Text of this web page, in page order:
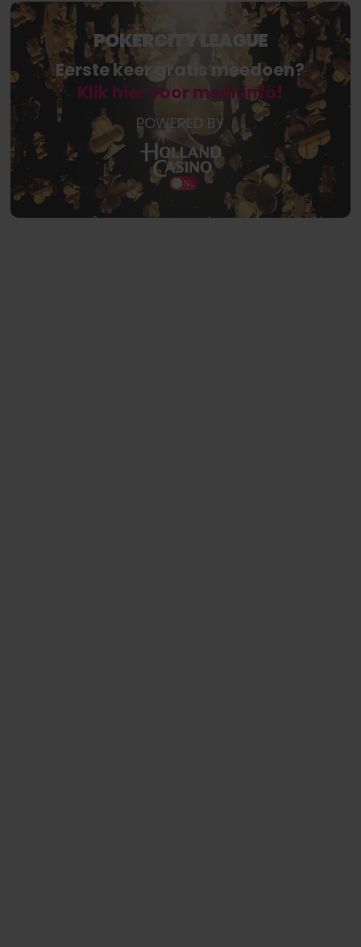
POKERCITY LEAGUE
Eerste keer gratis meedoen?
Klik hier voor meer info!
POWERED BY